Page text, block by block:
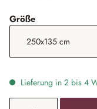
Größe
Lieferung in 2 bis 4
Produkt Anzahl: